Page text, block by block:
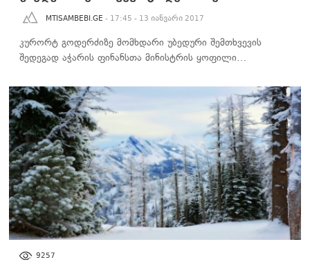
MTISAMBEBI.GE - 17:45 - 13 იანვარი 2017
კურორტ გოდერძიზე მომხდარი უბედური შემთხვევის
შედეგად აჭარის ფინანსთა მინისტრის ყოფილი…
9257